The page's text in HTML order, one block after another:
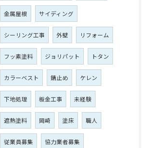
金属屋根 サイディング
シーリング工事 外壁 リフォーム
フッ素塗料 ジョリパット トタン
カラーベスト 錆止め ケレン
下地処理 板金工事 未経験
遮熱塗料 岡崎 塗床 職人
従業員募集 協力業者募集